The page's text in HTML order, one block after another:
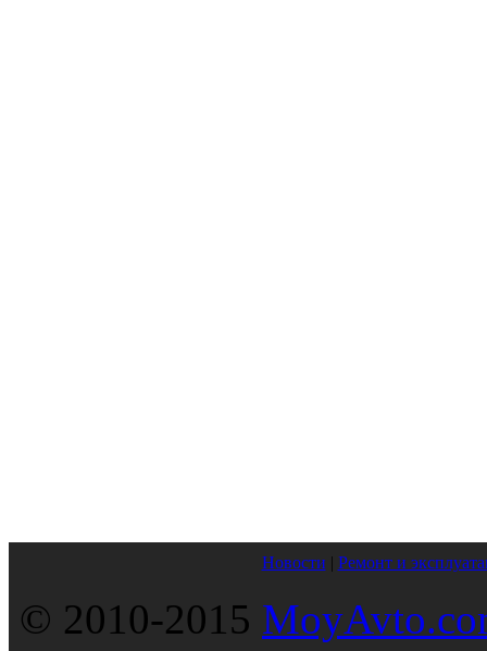
Новости | Ремонт и
© 2010-2015